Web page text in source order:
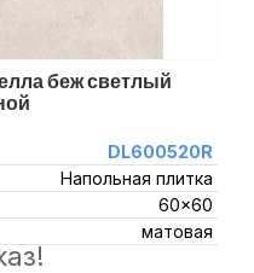
беж светлый
DL600520R
Напольная плитка
60x60
матовая